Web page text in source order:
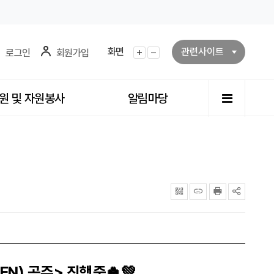
로그인 회원가입
화면
화면확대화면축소
관련사이트
및 자원봉사 알림마당 전체메
QRcode주소복사프린터